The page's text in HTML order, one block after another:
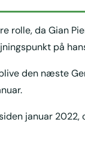
rolle, da Gian
på
den næste
januar 2022,